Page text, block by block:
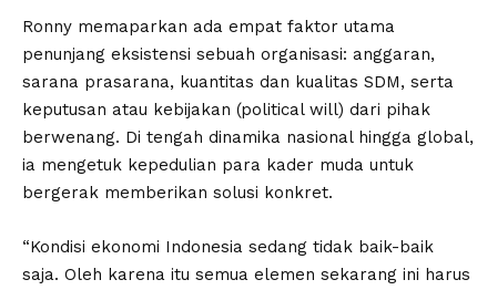
Ronny memaparkan ada empat faktor utama
penunjang eksistensi sebuah organisasi: anggaran,
sarana prasarana, kuantitas dan kualitas SDM, serta
keputusan atau kebijakan (political will) dari pihak
berwenang. Di tengah dinamika nasional hingga global,
ia mengetuk kepedulian para kader muda untuk
bergerak memberikan solusi konkret.
“Kondisi ekonomi Indonesia sedang tidak baik-baik
saja. Oleh karena itu semua elemen sekarang ini harus